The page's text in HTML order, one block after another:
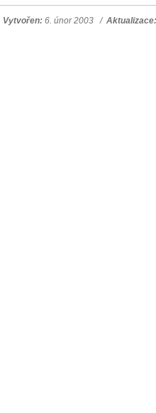
Vytvořen:6. únor 2003 / Aktualizace: